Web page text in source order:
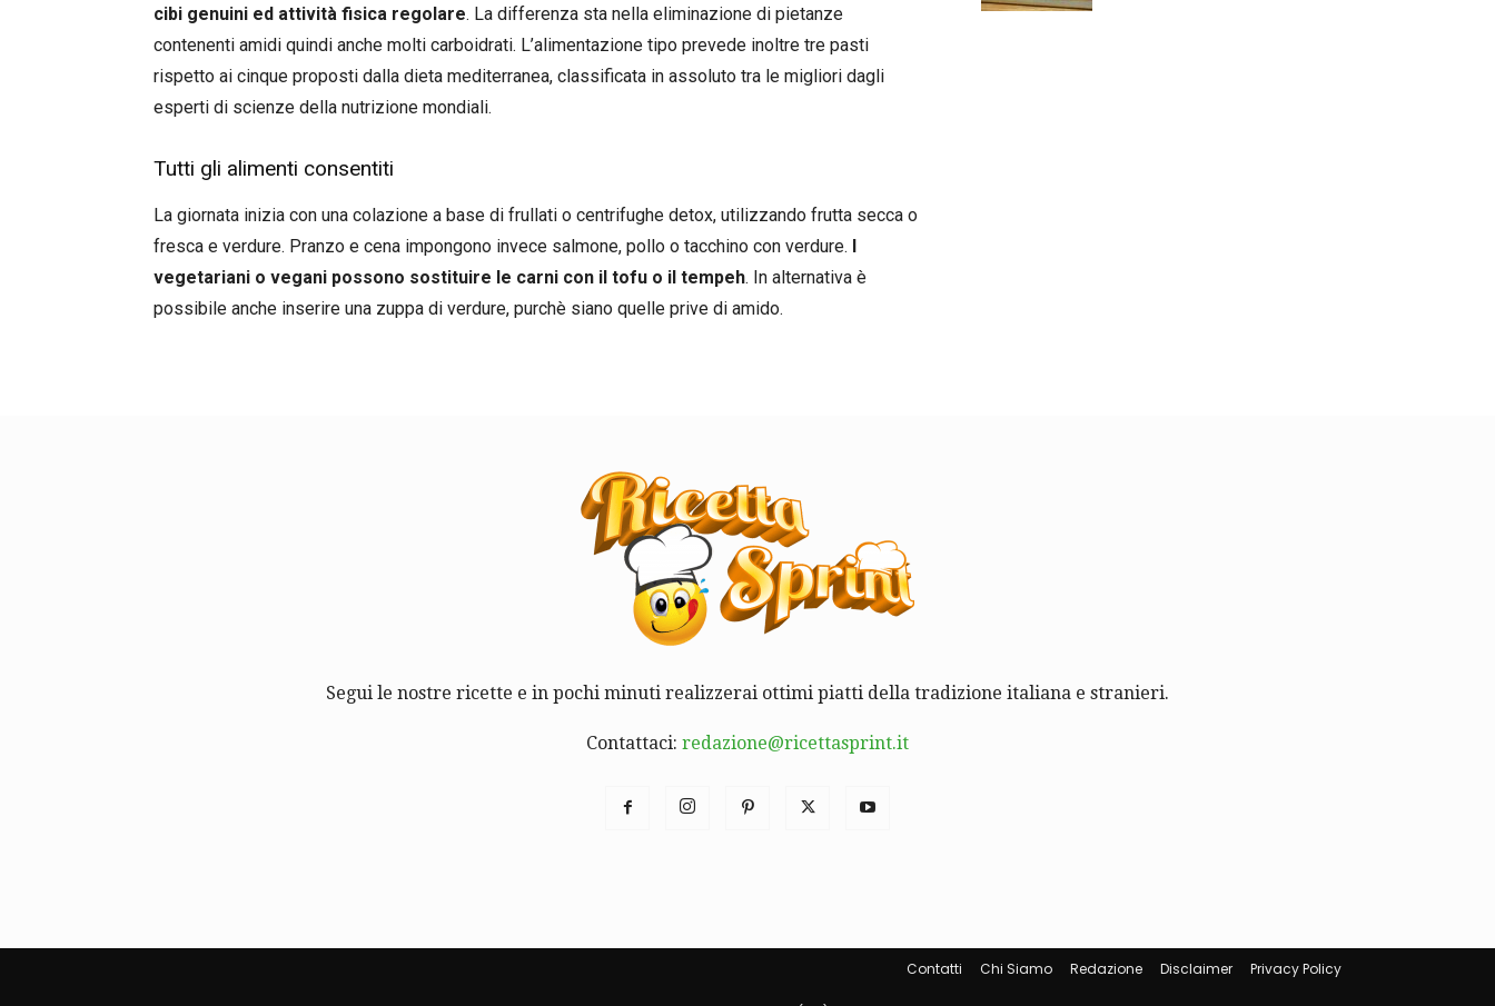
cibi genuini ed attività fisica regolare. La differenza sta nella eliminazione di pietanze
contenenti amidi quindi anche molti carboidrati. L’alimentazione tipo prevede inoltre tre pasti
rispetto ai cinque proposti dalla dieta mediterranea, classificata in assoluto tra le migliori dagli
esperti di scienze della nutrizione mondiali.
Tutti gli alimenti consentiti
La giornata inizia con una colazione a base di frullati o centrifughe detox, utilizzando frutta secca o
fresca e verdure. Pranzo e cena impongono invece salmone, pollo o tacchino con verdure. I
vegetariani o vegani possono sostituire le carni con il tofu o il tempeh. In alternativa è
possibile anche inserire una zuppa di verdure, purchè siano quelle prive di amido.
Segui le nostre ricette e in pochi minuti realizzerai ottimi piatti della tradizione italiana e stranieri.
Contattaci: redazione@ricettasprint.it
Contatti Chi Siamo Redazione Disclaimer Privacy Policy